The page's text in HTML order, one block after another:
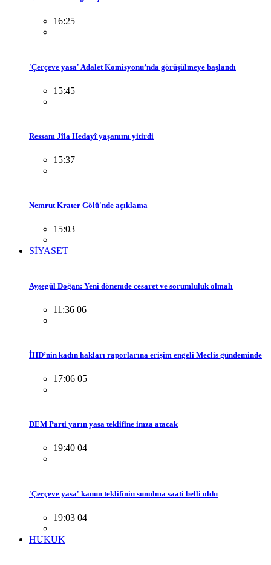
16:25
'Çerçeve yasa' Adalet Komisyonu’nda görüşülmeye başlandı
15:45
Ressam Jîla Hedayî yaşamını yitirdi
15:37
Nemrut Krater Gölü'nde açıklama
15:03
SİYASET
Ayşegül Doğan: Yeni dönemde cesaret ve sorumluluk olmalı
11:36 06
İHD’nin kadın hakları raporlarına erişim engeli Meclis gündeminde
17:06 05
DEM Parti yarın yasa teklifine imza atacak
19:40 04
'Çerçeve yasa' kanun teklifinin sunulma saati belli oldu
19:03 04
HUKUK